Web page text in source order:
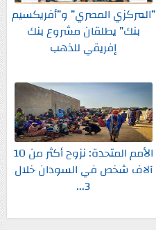
”المركزي المصري” و”أفريكسيم
بنك” يطلقان مشروع بنك
إفريقي للذهب
الأمم المتحدة: نزوح أكثر من 10
آلاف شخص في السودان خلال
3...